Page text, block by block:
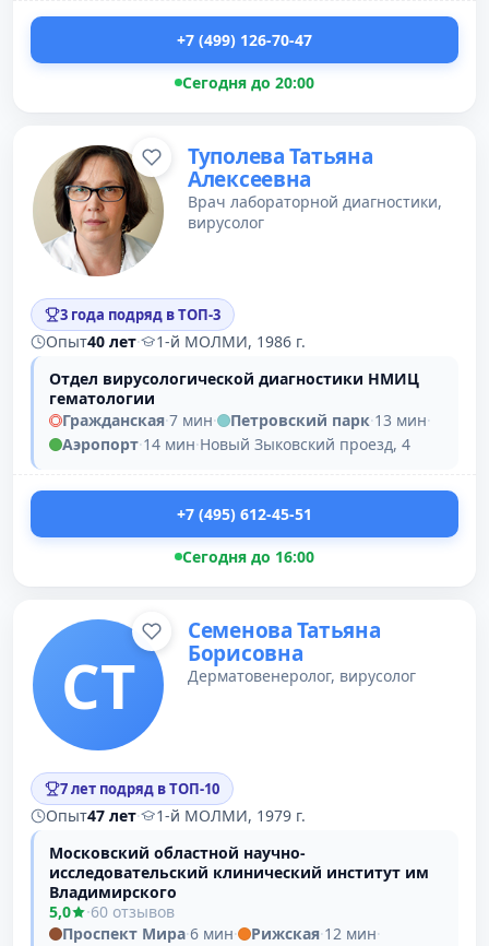
+7 (499) 126-70-47
Сегодня до 20:00
Туполева Татьяна
Алексеевна
Врач лабораторной диагностики,
вирусолог
3 года подряд в ТОП-3
Опыт40 лет·
1-й МОЛМИ, 1986 г.
Отдел вирусологической диагностики НМИЦ
гематологии
Гражданская·7 мин· Петровский парк·13 мин·
Аэропорт·14 мин·Новый Зыковский проезд, 4
+7 (495) 612-45-51
Сегодня до 16:00
СТ
Семенова Татьяна
Борисовна
Дерматовенеролог, вирусолог
7 лет подряд в ТОП-10
Опыт47 лет·
1-й МОЛМИ, 1979 г.
Московский областной научно-
исследовательский клинический институт им
Владимирского
5,0
·60 отзывов
Проспект Мира·6 мин· Рижская·12 мин·